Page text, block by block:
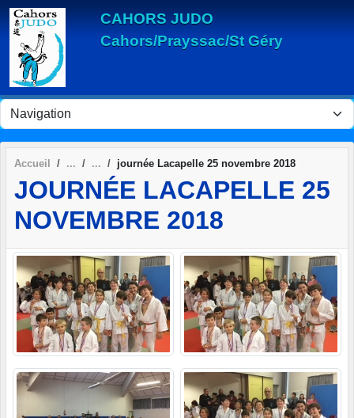
CAHORS JUDO
Cahors/Prayssac/St Géry
Accueil journée Lacapelle 25 novembre 2018
JOURNÉE LACAPELLE 25
NOVEMBRE 2018
Panneau de gestion des cookies